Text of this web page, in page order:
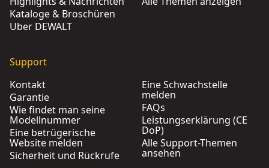
Kataloge & Broschüren
Über DEWALT
Support
Kontakt
Garantie
Wie findet man seine
Modellnummer
Eine betrügerische
Website melden
Sicherheit und Rückrufe
Eine Schwachstelle
melden
FAQs
Leistungserklärung (CE
DoP)
Alle Support-Themen
ansehen